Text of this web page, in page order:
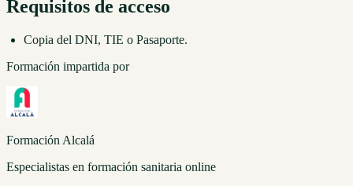
Requisitos de acceso
Copia del DNI, TIE o Pasaporte.
Formación impartida por
Formación Alcalá
Especialistas en formación sanitaria online